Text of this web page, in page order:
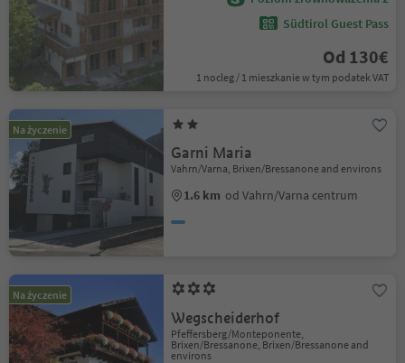
Südtirol Guest Pass
Od 130€
1 nocleg / 1 mieszkanie w tym podatek VAT
Na życzenie
Garni Maria
Vahrn/Varna, Brixen/Bressanone and environs
1.6 km od Vahrn/Varna centrum
Na życzenie
Wegscheiderhof
Pfeffersberg/Monteponente,
Brixen/Bressanone, Brixen/Bressanone and
environs